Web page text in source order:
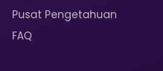
Pusat Pengetahuan
FAQ